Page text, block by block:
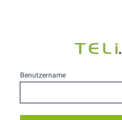
Benutzername